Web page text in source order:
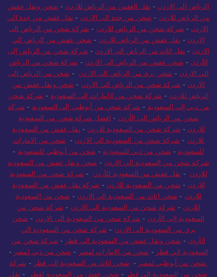
الرياض الى الاردن - نقل العفش من الرياض للاردن - شحن ونقل عفش
من الرياض للاردن - شحن من جدة الى الاردن - نقل عفش من جدة الي
الاردن - شركة شحن من الرياض للاردن - شركة شحن من الرياض الى
الاردن - نقل عفش من الرياض للاردن - شحن عفش من الرياض الي
الاردن - نقل اثاث من الرياض الى الاردن - شركة شحن من الرياض إلى
الأردن - شحن عفش من الرياض الى الاردن - شركة شحن من الرياض
الي الاردن - شحن بري من الرياض الى الاردن - شحن من الرياض الى
الاردن - شركة شحن من الرياض الي الاردن - شحن ونقل عفش من
الرياض للاردن - شركة شحن من الإمارات إلى السعودية - شركة شحن
من دبي إلى السعودية - شركة شحن من أبوظبي إلى السعودية - شركة
شحن من الرياض الى الأردن - افضل شركة شحن من السعودية
للاردن - شركة شحن من السعودية للاردن - نقل عفش من السعودية
للاردن - شركة شحن من السعودية الي الاردن - شحن من الامارات
للسعودية - شحن من دبي للسعودية - شحن من أبوظبي للسعودية -
شركة شحن من السعودية الى الاردن - شحن ونقل عفش من السعودية
للاردن - نقل عفش من السعودية للأردن - شركة شحن من السعودية
للاردن - شحن من السعودية للاردن - شركة نقل عفش من السعودية
للاردن - شحن اثاث من السعودية الي الاردن - شحن من السعودية
للاردن - شركة شحن من السعودية الي الاردن - شركة شحن من
السعودية إلى الأردن - شركة شحن من السعودية الى الاردن - شحن
بري من السعودية الى الاردن - شركة شحن من السعودية الي
الأردن - شحن ونقل عفش من السعودية الي قطر - شركة شحن من
السعودية الي قطر - شحن من الامارات لمصر - شحن من دبي لمصر -
شحن من أبوظبي لمصر - شحن اثاث من السعودية الى قطر - شركة
شحن من السعودية الى قطر - شحن عفش من السعودية لقطر - نقل